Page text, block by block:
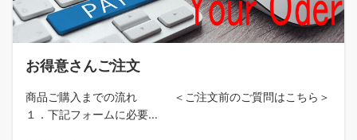
お得意さんご注文
商品ご購入までの流れ ＜ご注文前のご質問はこちら＞
１．下記フォームに必要...